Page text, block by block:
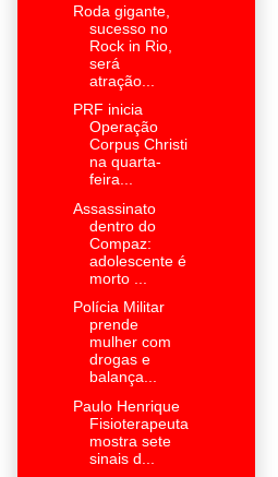
Roda gigante,
sucesso no
Rock in Rio,
será
atração...
PRF inicia
Operação
Corpus Christi
na quarta-
feira...
Assassinato
dentro do
Compaz:
adolescente é
morto ...
Polícia Militar
prende
mulher com
drogas e
balança...
Paulo Henrique
Fisioterapeuta
mostra sete
sinais d...